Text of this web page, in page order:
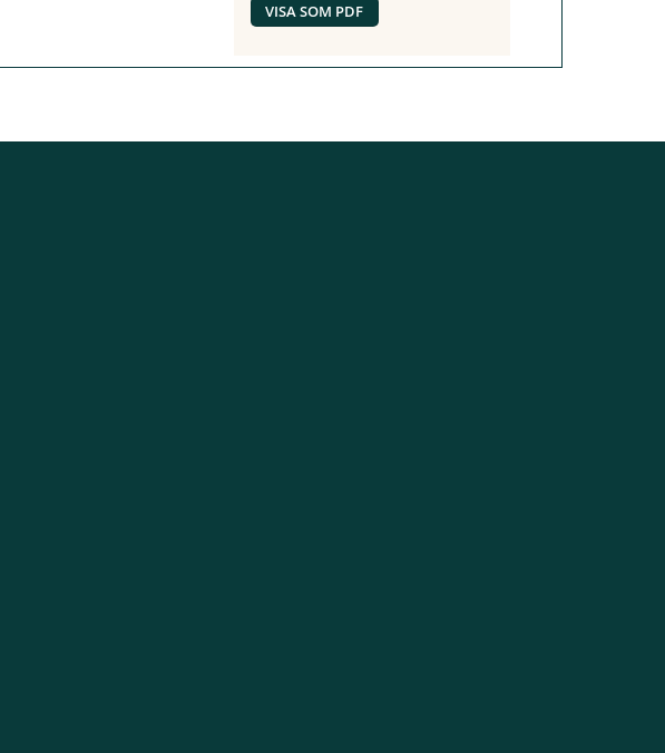
VISA SOM PDF